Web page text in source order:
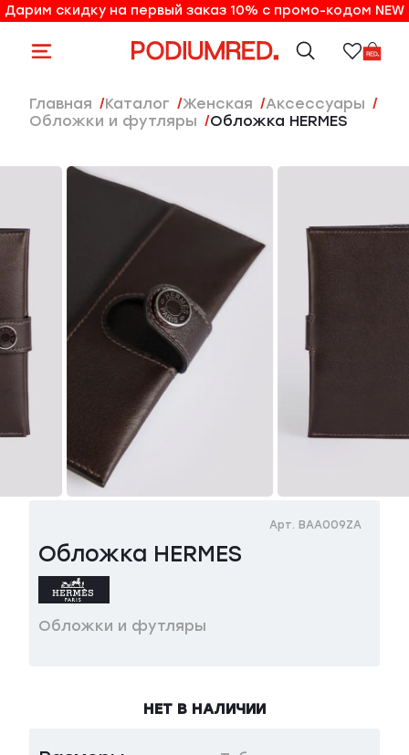
10% на первый заказ по промо-коду NEW
Дарим скидку на первый заказ 10% с промо-кодом NEW
Главная Каталог женская
Аксессуары
Обложки и футляры
Обложка HERMES
Обложка HERMES
Арт. BAA009ZA
Обложки и футляры
НЕТ В НАЛИЧИИ